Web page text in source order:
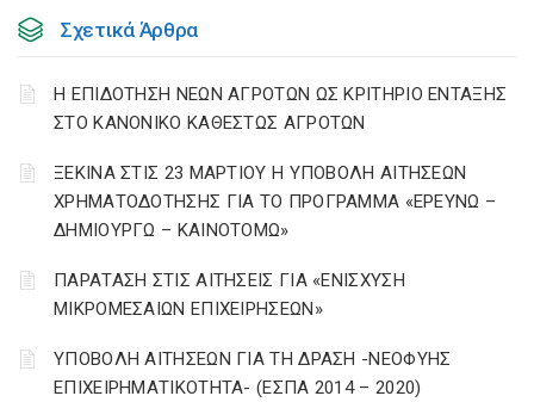
Σχετικά Άρθρα
Η ΕΠΙΔΟΤΗΣΗ ΝΕΩΝ ΑΓΡΟΤΩΝ ΩΣ ΚΡΙΤΗΡΙΟ ΕΝΤΑΞΗΣ
ΣΤΟ ΚΑΝΟΝΙΚΟ ΚΑΘΕΣΤΩΣ ΑΓΡΟΤΩΝ
ΞΕΚΙΝΑ ΣΤΙΣ 23 ΜΑΡΤΙΟΥ Η ΥΠΟΒΟΛΗ ΑΙΤΗΣΕΩΝ
ΧΡΗΜΑΤΟΔΟΤΗΣΗΣ ΓΙΑ ΤΟ ΠΡΟΓΡΑΜΜΑ «ΕΡΕΥΝΩ –
ΔΗΜΙΟΥΡΓΩ – ΚΑΙΝΟΤΟΜΩ»
ΠΑΡΑΤΑΣΗ ΣΤΙΣ ΑΙΤΗΣΕΙΣ ΓΙΑ «ΕΝΙΣΧΥΣΗ
ΜΙΚΡΟΜΕΣΑΙΩΝ ΕΠΙΧΕΙΡΗΣΕΩΝ»
ΥΠΟΒΟΛΗ ΑΙΤΗΣΕΩΝ ΓΙΑ ΤΗ ΔΡΑΣΗ -ΝΕΟΦΥΗΣ
ΕΠΙΧΕΙΡΗΜΑΤΙΚΟΤΗΤΑ- (ΕΣΠΑ 2014 – 2020)